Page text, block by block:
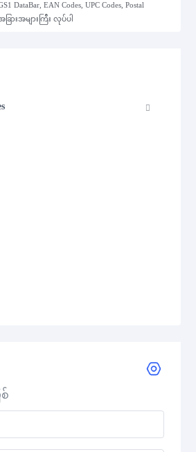
DataBar, EAN Codes, UPC Codes, Postal
ားအများကြီး လုပ်ပါ